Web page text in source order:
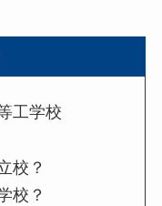
工学校
校？
校？